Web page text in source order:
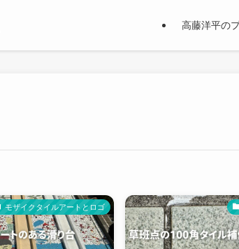
高藤洋平の
モザイクタイルアートとロゴ